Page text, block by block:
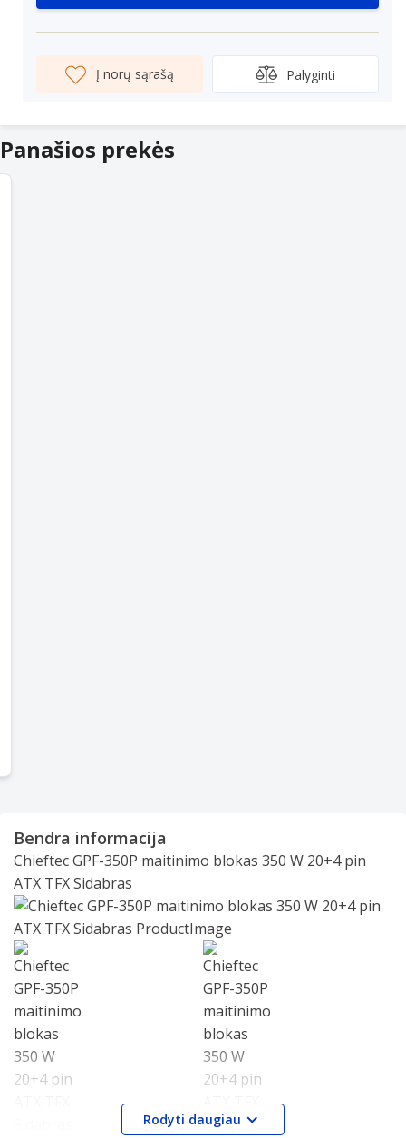
Į norų sąrašą Palyginti
Panašios prekės
Bendra informacija
Chieftec GPF-350P maitinimo blokas 350 W 20+4 pin
ATX TFX Sidabras
Slide 1 of 2
Rodyti daugiau